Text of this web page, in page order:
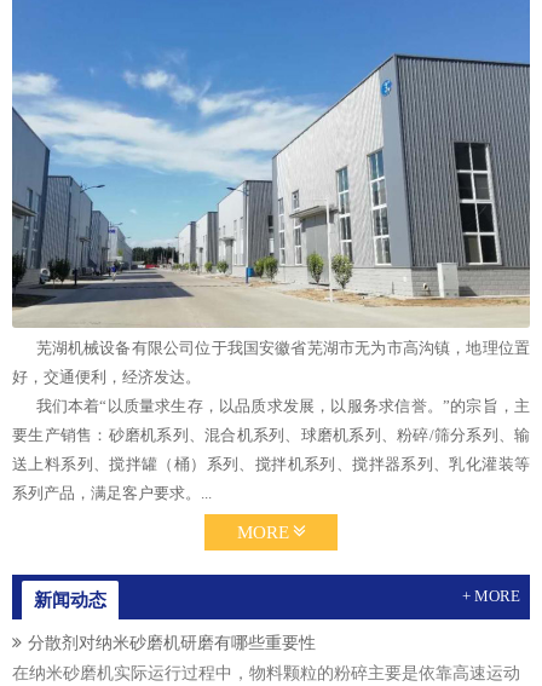
芜湖机械设备有限公司位于我国安徽省芜湖市无为市高沟镇，地理位置
好，交通便利，经济发达。
我们本着“以质量求生存，以品质求发展，以服务求信誉。”的宗旨，主
要生产销售：砂磨机系列、混合机系列、球磨机系列、粉碎/筛分系列、输
送上料系列、搅拌罐（桶）系列、搅拌机系列、搅拌器系列、乳化灌装等
系列产品，满足客户要求。...
MORE
新闻动态 + MORE
分散剂对纳米砂磨机研磨有哪些重要性
在纳米砂磨机实际运行过程中，物料颗粒的粉碎主要是依靠高速运动